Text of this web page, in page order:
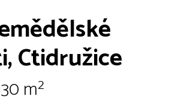
Ctidružice
m²